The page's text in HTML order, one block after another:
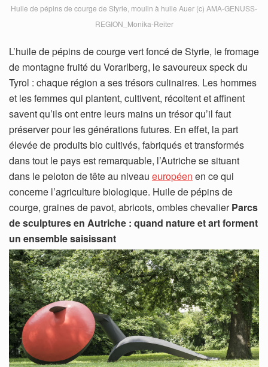
Huile de pépins de courge de Styrie, moulin à huile Auer (c) AMA-GENUSS-
REGION_Monika-Reiter
L’huile de pépins de courge vert foncé de Styrie, le fromage
de montagne fruité du Vorarlberg, le savoureux speck du
Tyrol : chaque région a ses trésors culinaires. Les hommes
et les femmes qui plantent, cultivent, récoltent et affinent
savent qu’ils ont entre leurs mains un trésor qu’il faut
préserver pour les générations futures. En effet, la part
élevée de produits bio cultivés, fabriqués et transformés
dans tout le pays est remarquable, l’Autriche se situant
dans le peloton de tête au niveau européen en ce qui
concerne l’agriculture biologique. Huile de pépins de
courge, graines de pavot, abricots, ombles chevalierParcs
de sculptures en Autriche : quand nature et art forment
un ensemble saisissant